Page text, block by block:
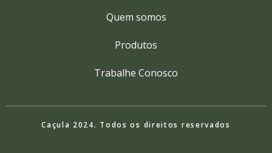
Quem somos
Produtos
Trabalhe Conosco
Caçula 2024. Todos os direitos reservados